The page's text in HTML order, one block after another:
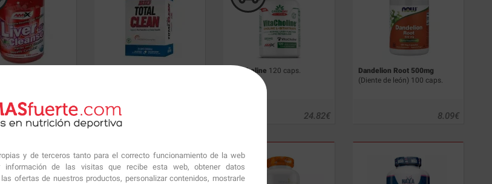
y de terceros tanto para el correcto funcionamiento de la web
información de las visitas que recibe esta web, obtener datos
ofertas de nuestros productos, personalizar contenidos, mostrarle
€
28.09
VitaCholine 120 caps.
€
24.82
Dandelion Root 500mg
(Diente de león) 100 caps.
€
8.09